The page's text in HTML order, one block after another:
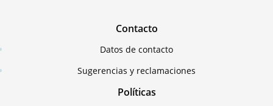
Contacto
Datos de contacto
Sugerencias y reclamaciones
Políticas